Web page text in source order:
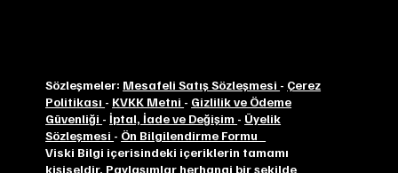
Sözleşmeler: Mesafeli Satış Sözleşmesi - Çerez
Politikası - KVKK Metni - Gizlilik ve Ödeme
Güvenliği -İptal, İade ve Değişim - Üyelik
Sözleşmesi - Ön Bilgilendirme Formu
Viski Bilgi içerisindeki içeriklerin tamamı
kişiseldir. Paylaşımlar herhangi bir şekilde